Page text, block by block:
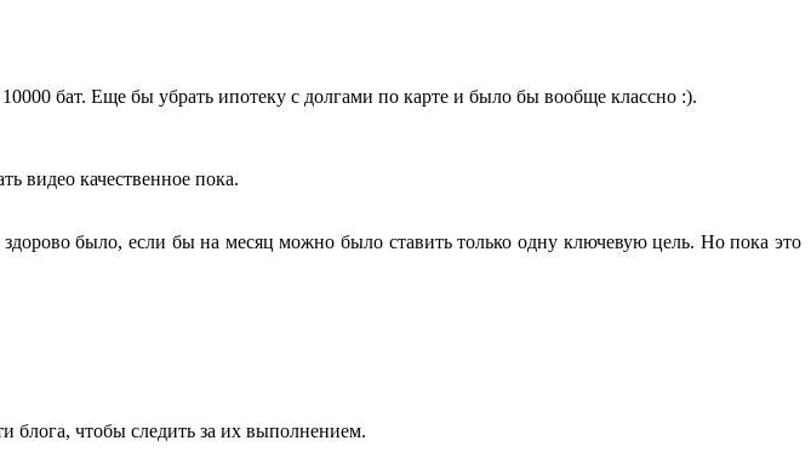
бат. Еще бы убрать ипотеку с долгами по карте и было бы вообще классно :).
видео качественное пока.
было, если бы на месяц можно было ставить только одну ключевую цель. Но пока это
блога, чтобы следить за их выполнением.